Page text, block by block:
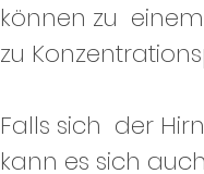
können zu
zu
Falls sich  der
kann es sich